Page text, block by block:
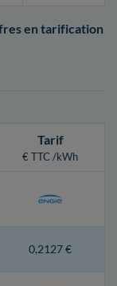
en tarification
Tarif
€ TTC /kWh
0,2127 €